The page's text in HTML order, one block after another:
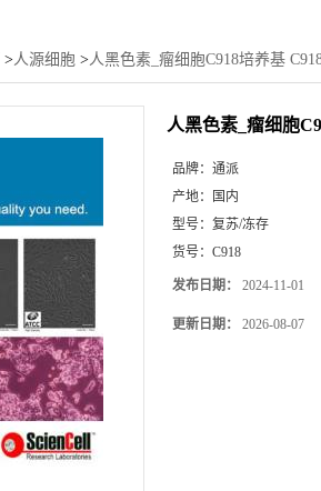
>人源细胞 >人黑色素_瘤细胞C918培养基
人黑色素_瘤细胞
品牌： 通派
产地：
国内
型号： 复苏/冻存
货号： C918
发布日期： 2024-11-01
更新日期： 2026-08-07